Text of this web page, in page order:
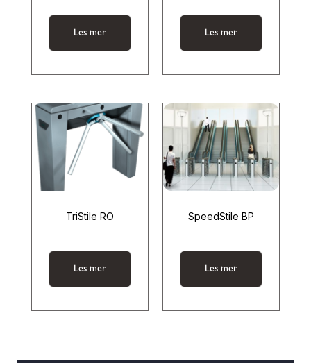
Les mer Les mer
TriStile RO
Les mer
SpeedStile BP
Les mer